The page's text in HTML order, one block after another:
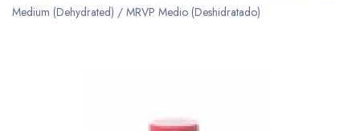
Medium (Dehydrated) / MRVP Medio (Deshidratado)